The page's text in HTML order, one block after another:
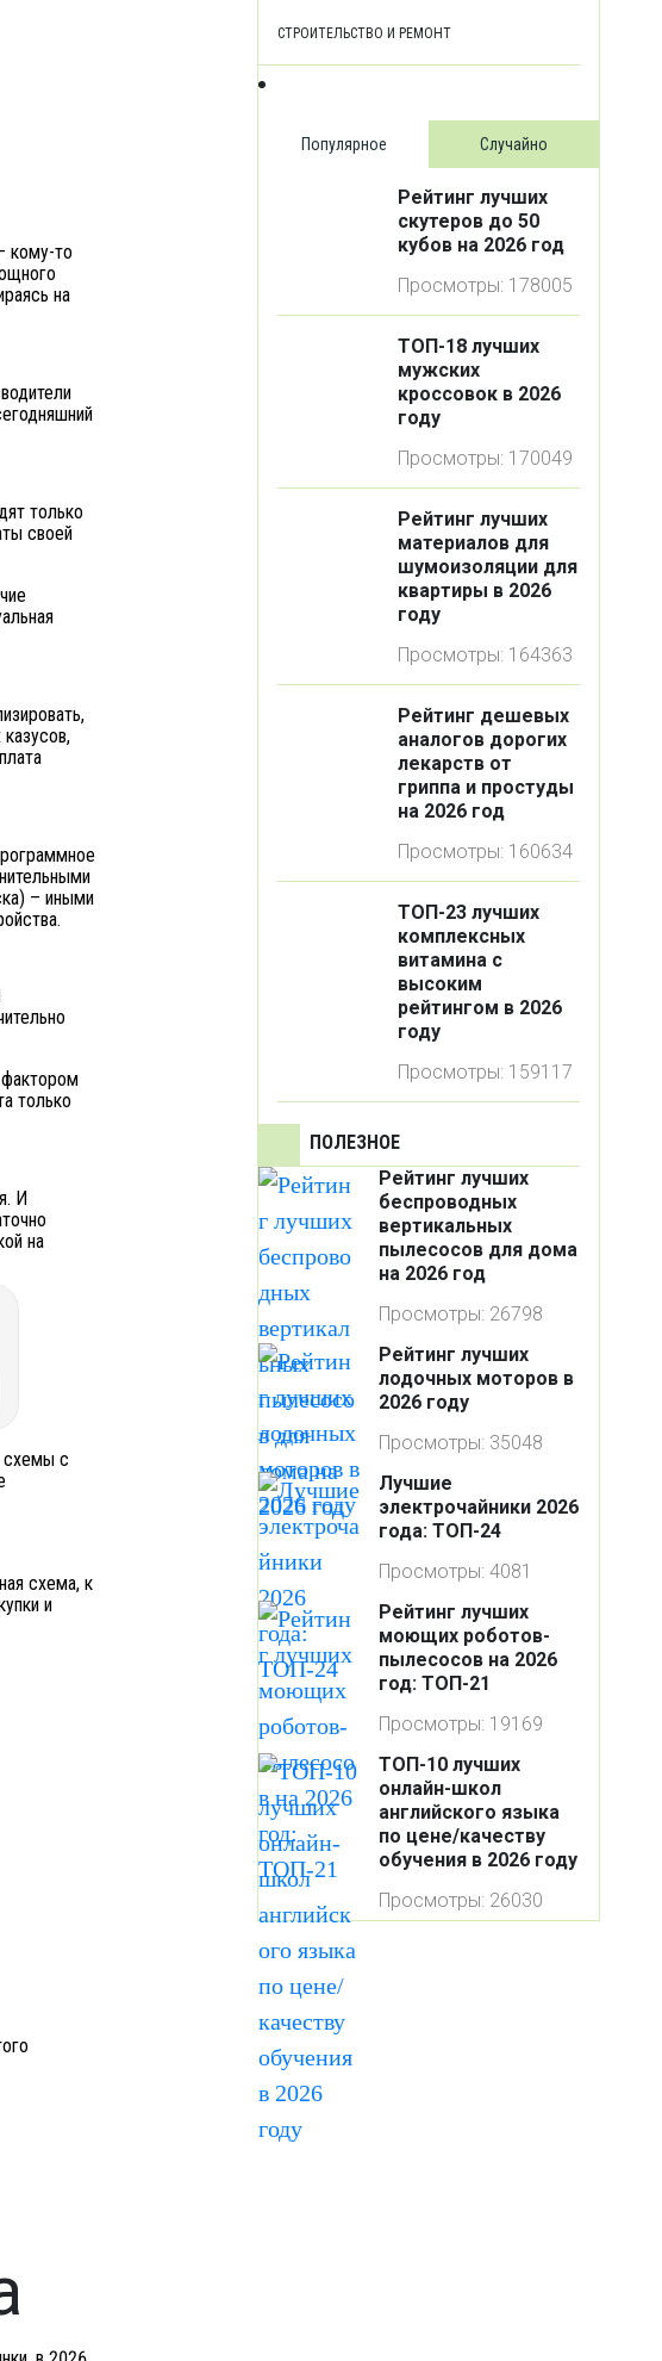
кому-то
на
только
своей
– иными
только
И
на
схемы с
схема, к
и
СТРОИТЕЛЬСТВО И РЕМОНТ
Популярное Случайно
Рейтинг лучших
скутеров до 50
кубов на 2026 год
Просмотры: 178005
ТОП-18 лучших
мужских
кроссовок в 2026
году
Просмотры: 170049
Рейтинг лучших
материалов для
шумоизоляции для
квартиры в 2026
году
Просмотры: 164363
Рейтинг дешевых
аналогов дорогих
лекарств от
гриппа и простуды
на 2026 год
Просмотры: 160634
ТОП-23 лучших
комплексных
витамина с
высоким
рейтингом в 2026
году
Просмотры: 159117
ПОЛЕЗНОЕ
Рейтинг лучших
беспроводных
вертикальных
пылесосов для дома
на 2026 год
Просмотры: 26798
Рейтинг лучших
лодочных моторов в
2026 году
Просмотры: 35048
Лучшие
электрочайники 2026
года: ТОП-24
Просмотры: 4081
Рейтинг лучших
моющих роботов-
пылесосов на 2026
год: ТОП-21
Просмотры: 19169
ТОП-10 лучших
онлайн-школ
английского языка
по цене/качеству
обучения в 2026 году
Просмотры: 26030